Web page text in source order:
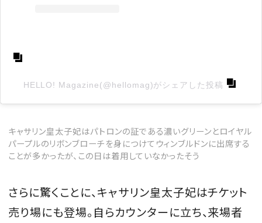
HELLO! Magazine(@hellomag)がシェアした投稿
キャサリン皇太子妃はパトロンの証である濃いグリーンとロイヤル
パープルのリボンブローチを身につけてウィンブルドンに出席する
ことが多かったが、この日は着用していなかったそう
さらに驚くことに、キャサリン皇太子妃はチケット
売り場にも登場。自らカウンターに立ち、来場者